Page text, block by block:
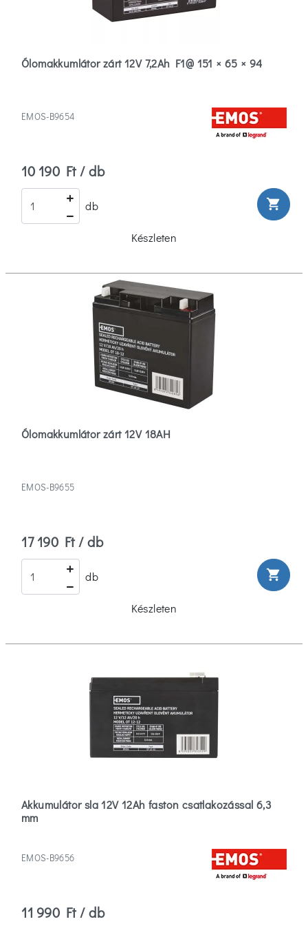
Ólomakkumlátor zárt 12V 7,2Ah F1@ 151 × 65 × 94
EMOS-B9654
10 190 Ft / db
db shopping_cart
Készleten
Ólomakkumlátor zárt 12V 18AH
EMOS-B9655
17 190 Ft / db
db shopping_cart
Készleten
Akkumulátor sla 12V 12Ah faston csatlakozással 6,3
mm
EMOS-B9656
11 990 Ft / db